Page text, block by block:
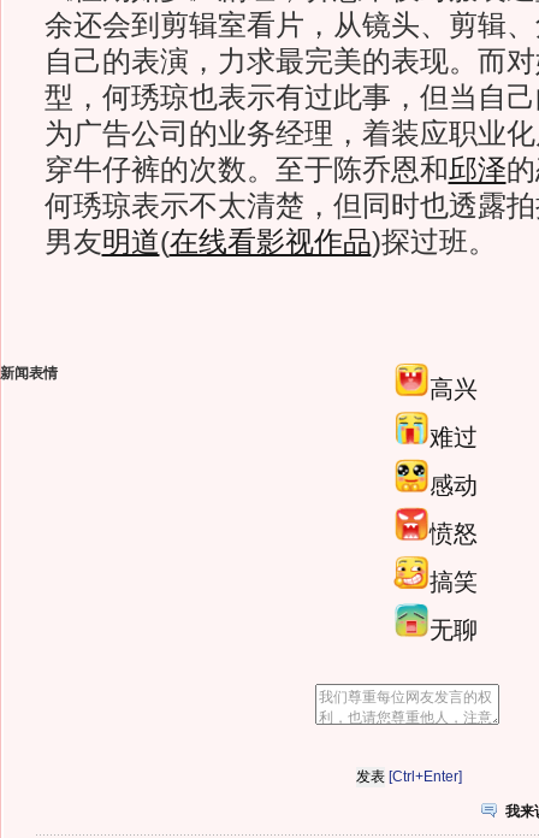
余还会到剪辑室看片，从镜头、剪辑
自己的表演，力求最完美的表现。而
型，何琇琼也表示有过此事，但当自
为广告公司的业务经理，着装应职业
穿牛仔裤的次数。至于陈乔恩和邱泽
何琇琼表示不太清楚，但同时也透露
男友明道(在线看影视作品)探过班。
新闻表情
高兴
难过
感动
愤怒
搞笑
无聊
[Ctrl+Enter]
我来